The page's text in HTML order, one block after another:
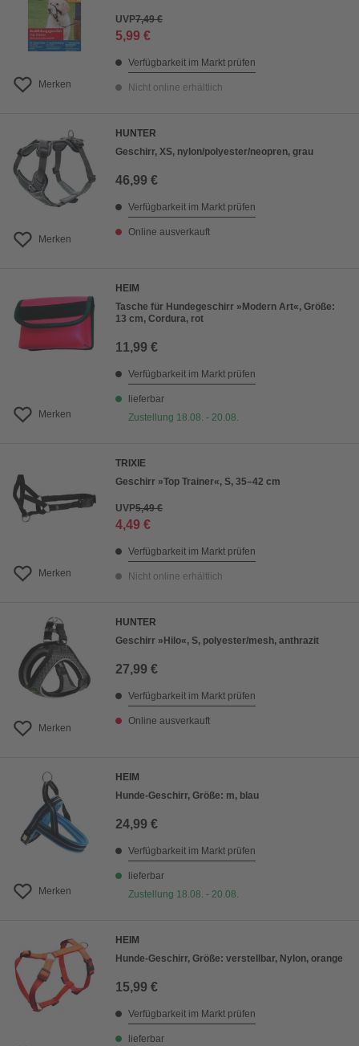
Merken
UVP7,49 €
5,99 €
Verfügbarkeit im Markt prüfen
Nicht online erhältlich
Merken
HUNTER
Geschirr, XS, nylon/polyester/neopren, grau
46,99 €
Verfügbarkeit im Markt prüfen
Online ausverkauft
Merken
HEIM
Tasche für Hundegeschirr »Modern Art«, Größe:
13 cm, Cordura, rot
11,99 €
Verfügbarkeit im Markt prüfen
lieferbar
Zustellung 18.08. - 20.08.
Merken
TRIXIE
Geschirr »Top Trainer«, S, 35–42 cm
UVP5,49 €
4,49 €
Verfügbarkeit im Markt prüfen
Nicht online erhältlich
Merken
HUNTER
Geschirr »Hilo«, S, polyester/mesh, anthrazit
27,99 €
Verfügbarkeit im Markt prüfen
Online ausverkauft
Merken
HEIM
Hunde-Geschirr, Größe: m, blau
24,99 €
Verfügbarkeit im Markt prüfen
lieferbar
Zustellung 18.08. - 20.08.
HEIM
Hunde-Geschirr, Größe: verstellbar, Nylon, orange
15,99 €
Verfügbarkeit im Markt prüfen
lieferbar